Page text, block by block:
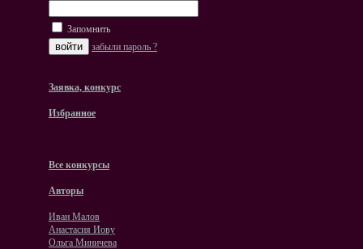
Запомнить
забыли пароль ?
Заявка, конкурс
Избранное
Все конкурсы
Авторы
Иван Малов
Анастасия Иову
Ольга Миничева